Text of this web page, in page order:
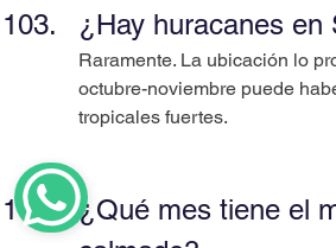
¿Hay huracanes en
Raramente. La ubicación lo
octubre-noviembre puede
tropicales fuertes.
¿Qué mes tiene el